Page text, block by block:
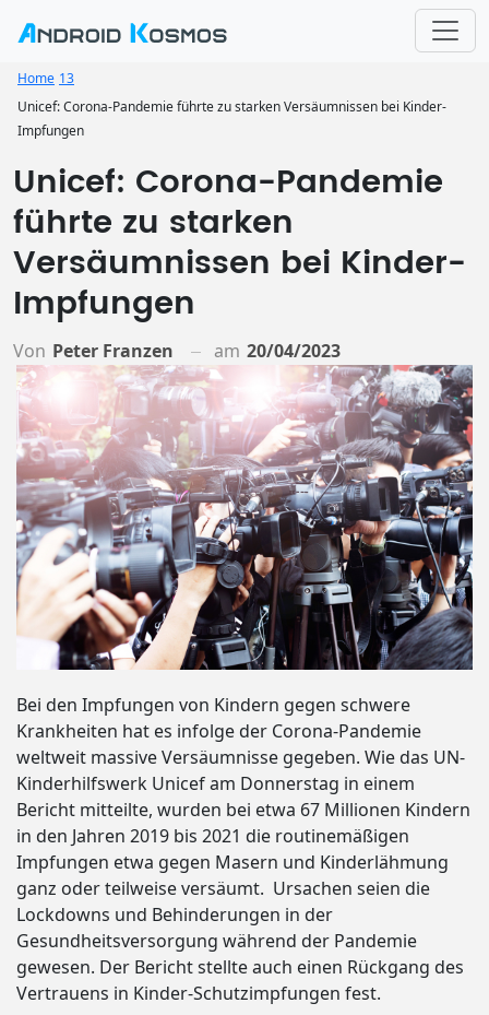
Home 13
Unicef: Corona-Pandemie führte zu starken Versäumnissen bei Kinder-
Impfungen
Unicef: Corona-Pandemie
führte zu starken
Versäumnissen bei Kinder-
Impfungen
Von Peter Franzen am 20/04/2023
Bei den Impfungen von Kindern gegen schwere
Krankheiten hat es infolge der Corona-Pandemie
weltweit massive Versäumnisse gegeben. Wie das UN-
Kinderhilfswerk Unicef am Donnerstag in einem
Bericht mitteilte, wurden bei etwa 67 Millionen Kindern
in den Jahren 2019 bis 2021 die routinemäßigen
Impfungen etwa gegen Masern und Kinderlähmung
ganz oder teilweise versäumt. Ursachen seien die
Lockdowns und Behinderungen in der
Gesundheitsversorgung während der Pandemie
gewesen. Der Bericht stellte auch einen Rückgang des
Vertrauens in Kinder-Schutzimpfungen fest.